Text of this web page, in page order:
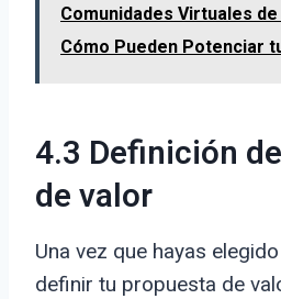
Comunidades Virtuales
Cómo Pueden Potenciar
4.3 Definición
de valor
Una vez que hayas
definir tu propuesta de